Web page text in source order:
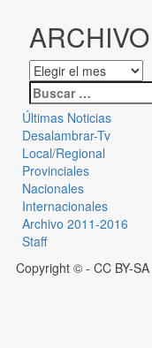
ARCHIVO
Últimas Noticias
Desalambrar-Tv
Local/Regional
Provinciales
Nacionales
Internacionales
Archivo 2011-2016
Staff
Copyright © - CC BY-SA